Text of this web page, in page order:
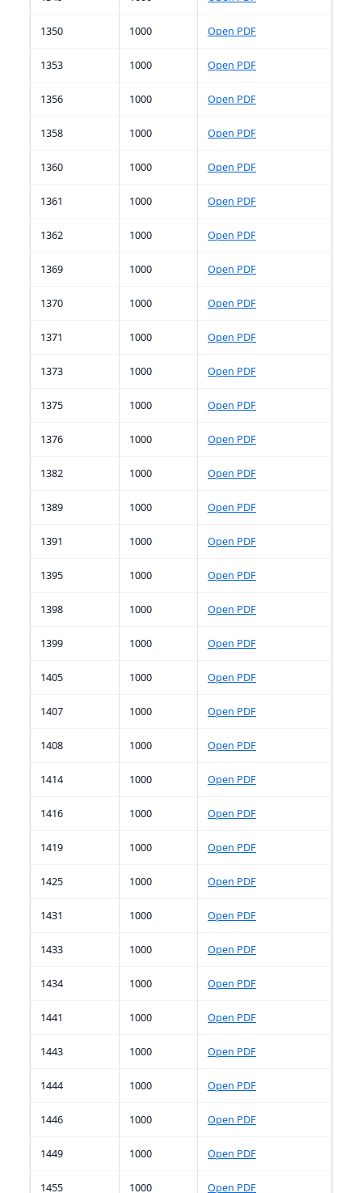
1350 1000 Open PDF
1353 1000 Open PDF
1356 1000 Open PDF
1358 1000 Open PDF
1360 1000 Open PDF
1361 1000 Open PDF
1362 1000 Open PDF
1369 1000 Open PDF
1370 1000 Open PDF
1371 1000 Open PDF
1373 1000 Open PDF
1375 1000 Open PDF
1376 1000 Open PDF
1382 1000 Open PDF
1389 1000 Open PDF
1391 1000 Open PDF
1395 1000 Open PDF
1398 1000 Open PDF
1399 1000 Open PDF
1405 1000 Open PDF
1407 1000 Open PDF
1408 1000 Open PDF
1414 1000 Open PDF
1416 1000 Open PDF
1419 1000 Open PDF
1425 1000 Open PDF
1431 1000 Open PDF
1433 1000 Open PDF
1434 1000 Open PDF
1441 1000 Open PDF
1443 1000 Open PDF
1444 1000 Open PDF
1446 1000 Open PDF
1449 1000 Open PDF
1455 1000 Open PDF